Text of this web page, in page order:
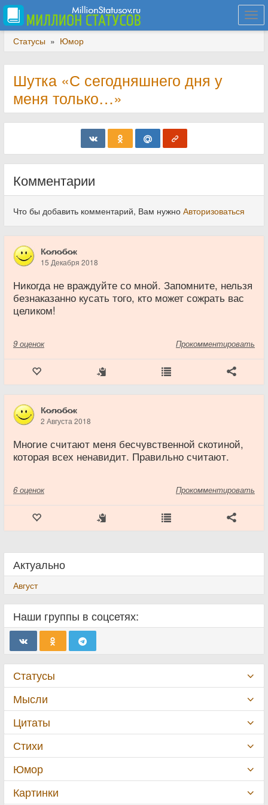
Статусы » Юмор
Шутка «С сегодняшнего дня у
меня только…»
Комментарии
Что бы добавить комментарий, Вам нужно Авторизоваться
К̷о̷л̷о̷б̷о̷к
15 Декабря 2018
Никогда не враждуйте со мной. Запомните, нельзя
безнаказанно кусать того, кто может сожрать вас
целиком!
9 оценок Прокомментировать
К̷о̷л̷о̷б̷о̷к
2 Августа 2018
Многие считают меня бесчувственной скотиной,
которая всех ненавидит. Правильно считают.
6 оценок Прокомментировать
Актуально
Август
Наши группы в соцсетях:
Статусы
Мысли
Цитаты
Стихи
Юмор
Картинки